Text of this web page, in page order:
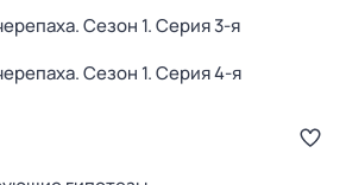
. Сезон 1. Серия 3-я
. Сезон 1. Серия 4-я